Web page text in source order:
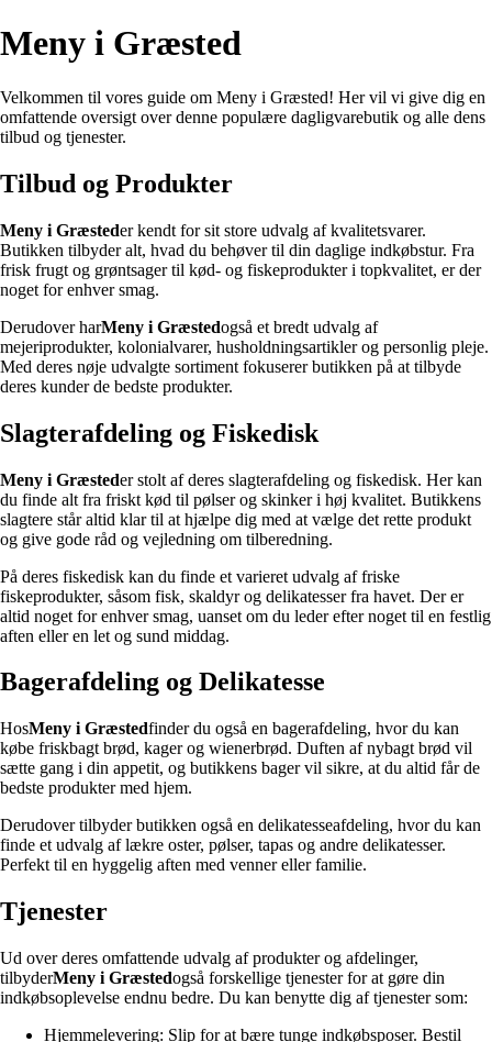
Meny i Græsted
Velkommen til vores guide om Meny i Græsted! Her vil vi give dig en
omfattende oversigt over denne populære dagligvarebutik og alle dens
tilbud og tjenester.
Tilbud og Produkter
Meny i Græsteder kendt for sit store udvalg af kvalitetsvarer.
Butikken tilbyder alt, hvad du behøver til din daglige indkøbstur. Fra
frisk frugt og grøntsager til kød- og fiskeprodukter i topkvalitet, er der
noget for enhver smag.
Derudover harMeny i Græstedogså et bredt udvalg af
mejeriprodukter, kolonialvarer, husholdningsartikler og personlig pleje.
Med deres nøje udvalgte sortiment fokuserer butikken på at tilbyde
deres kunder de bedste produkter.
Slagterafdeling og Fiskedisk
Meny i Græsteder stolt af deres slagterafdeling og fiskedisk. Her kan
du finde alt fra friskt kød til pølser og skinker i høj kvalitet. Butikkens
slagtere står altid klar til at hjælpe dig med at vælge det rette produkt
og give gode råd og vejledning om tilberedning.
På deres fiskedisk kan du finde et varieret udvalg af friske
fiskeprodukter, såsom fisk, skaldyr og delikatesser fra havet. Der er
altid noget for enhver smag, uanset om du leder efter noget til en festlig
aften eller en let og sund middag.
Bagerafdeling og Delikatesse
HosMeny i Græstedfinder du også en bagerafdeling, hvor du kan
købe friskbagt brød, kager og wienerbrød. Duften af nybagt brød vil
sætte gang i din appetit, og butikkens bager vil sikre, at du altid får de
bedste produkter med hjem.
Derudover tilbyder butikken også en delikatesseafdeling, hvor du kan
finde et udvalg af lækre oster, pølser, tapas og andre delikatesser.
Perfekt til en hyggelig aften med venner eller familie.
Tjenester
Ud over deres omfattende udvalg af produkter og afdelinger,
tilbyderMeny i Græstedogså forskellige tjenester for at gøre din
indkøbsoplevelse endnu bedre. Du kan benytte dig af tjenester som:
Hjemmelevering: Slip for at bære tunge indkøbsposer. Bestil